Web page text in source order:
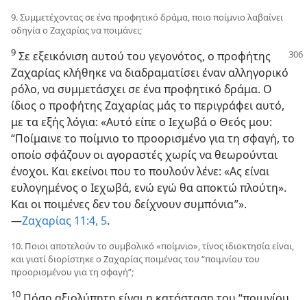
9. Συμμετέχοντας σε ένα προφητικό δράμα, ποιο ποίμνιο λαβαίνει
οδηγία ο Ζαχαρίας να ποιμάνει;
9 Σε εξεικόνιση αυτού του γεγονότος, ο προφήτης
Ζαχαρίας κλήθηκε να διαδραματίσει έναν αλληγορικό
ρόλο, να συμμετάσχει σε ένα προφητικό δράμα. Ο
ίδιος ο προφήτης Ζαχαρίας μάς το περιγράφει αυτό,
με τα εξής λόγια: «Αυτό είπε ο Ιεχωβά ο Θεός μου:
“Ποίμαινε το ποίμνιο το προορισμένο για τη σφαγή, το
οποίο σφάζουν οι αγοραστές χωρίς να θεωρούνται
ένοχοι. Και εκείνοι που το πουλούν λένε: «Ας είναι
ευλογημένος ο Ιεχωβά, ενώ εγώ θα αποκτώ πλούτη».
Και οι ποιμένες δεν του δείχνουν συμπόνια”».​
—⁠Ζαχαρίας 11:​4, 5.
10. Ποιοι αποτελούν το συμβολικό «ποίμνιο», τίνος ιδιοκτησία είναι,
και γιατί διορίστηκε ο Ζαχαρίας ποιμένας του “ποιμνίου του
προορισμένου για τη σφαγή”;
10